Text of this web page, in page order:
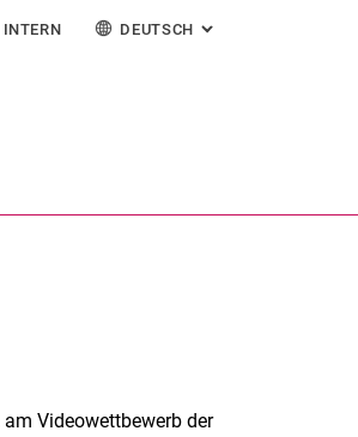
INTERN DEUTSCH : ALTERNATIVE
Videowettbewerb der